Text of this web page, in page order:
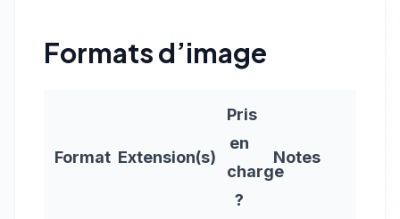
Formats d’image
Format Extension(s)
Pris
en
charge
?
Notes